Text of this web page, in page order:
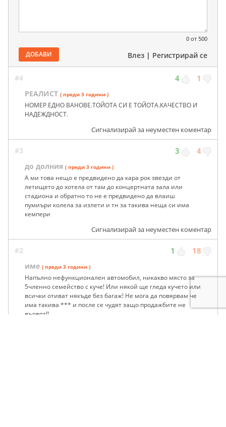
0 от 500
ДОБАВИ Влез | Регистрирай се
#4 4 1
РЕАЛИСТ ( преди 3 години )
НОМЕР ЕДНО ВАНОВЕ.ТОЙОТА СИ Е ТОЙОТА.КАЧЕСТВО И
НАДЕЖДНОСТ.
Сигнализирай за неуместен коментар
#3 3 4
до долния ( преди 3 години )
А ми това нещо е предвидено да кара рок звезди от
летището до хотела от там до концертната зала или
стадиона и обратно то не е предвидено да влаиш
пумиъри колела за излети и тн за такива неща си има
кемпери
Сигнализирай за неуместен коментар
#2 1 18
име ( преди 3 години )
Напълно нефункционален автомобил, никакво място за
5членно семейство с куче! Или някой ще гледа кучето или
всички отиват някъде без багаж! Не мога да повярвам че
има такива *** и после се чудят защо продажбите не
вървят!!